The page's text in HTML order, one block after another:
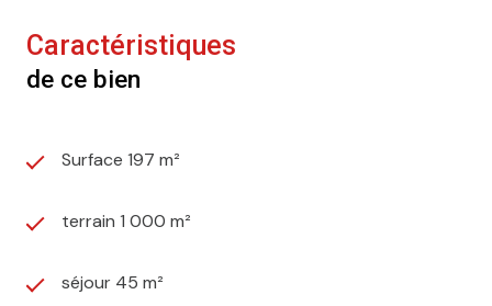
Caractéristiques
de ce bien
Surface 197 m²
terrain 1 000 m²
séjour 45 m²